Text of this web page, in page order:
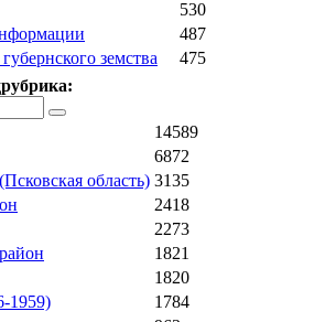
530
487
земства
475
14589
6872
область) 3135
2418
2273
1821
1820
1959)
1784